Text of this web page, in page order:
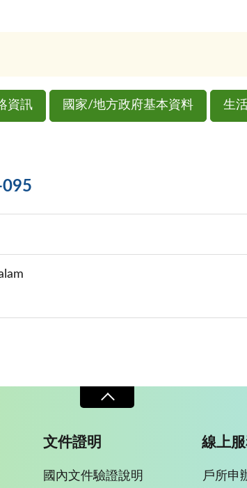
資訊 國家/地方政府基本資料 生
文件證明
國內文件驗證說明
線上
戶所申